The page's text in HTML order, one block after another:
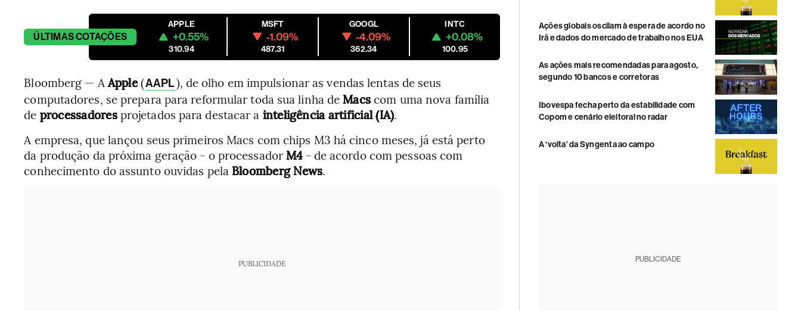
ÚLTIMASCOTAÇÕES
APPLE
+0.55%
310.94
MSFT
-1.09%
487.31
GOOGL
-4.09%
362.34
INTC
+0.08%
100.95
Bloomberg — AApple(AAPL), de olho em impulsionar as vendas lentas de seus
computadores, se prepara para reformular toda sua linha deMacscom uma nova família
de processadoresprojetados para destacar a inteligência artificial (IA).
A empresa, que lançou seus primeiros Macs com chips M3 há cinco meses, já está perto
da produção da próxima geração - o processadorM4- de acordo com pessoas com
conhecimento do assunto ouvidas pela Bloomberg News.
PUBLICIDADE
Ações globais oscilam à espera de acordo no
Irã e dados do mercado de trabalho nos EUA
As ações mais recomendadas para agosto,
segundo 10 bancos e corretoras
Ibovespa fecha perto da estabilidade com
Copom e cenário eleitoral no radar
A ‘volta’ da Syngenta ao campo
PUBLICIDADE